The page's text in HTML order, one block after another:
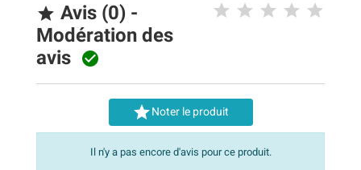
 Avis (0) -
Modération des
avis 
Noter le produit
Il n'y a pas encore d'avis pour ce produit.